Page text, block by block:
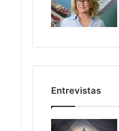
Entrevistas